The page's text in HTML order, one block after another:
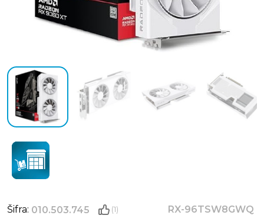
Šifra: 010.503.745 (1)
RX-96TSW8GWQ